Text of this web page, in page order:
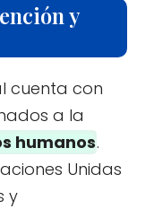
y
cuenta con
a la
humanos.
Unidas
y